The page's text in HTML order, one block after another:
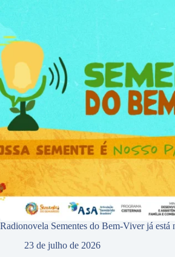
Radionovela Sementes do Bem-Viver já está
23 de julho de 2026